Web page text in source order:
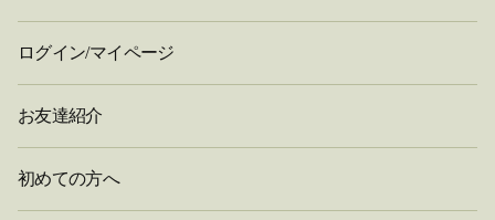
ログイン/マイページ
お友達紹介
初めての方へ